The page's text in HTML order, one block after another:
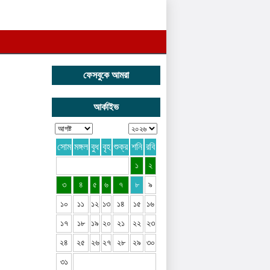
ফেসবুকে আমরা
আর্কাইভ
সোম মঙ্গল বুধ বৃহ শুক্র শনি রবি
১ ২
৩ ৪ ৫ ৬ ৭ ৮ ৯
১০ ১১ ১২ ১৩ ১৪ ১৫ ১৬
১৭ ১৮ ১৯ ২০ ২১ ২২ ২৩
২৪ ২৫ ২৬ ২৭ ২৮ ২৯ ৩০
৩১